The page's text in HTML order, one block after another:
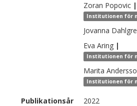
Zoran Popovic |
Institutionen för
Jovanna
Eva Aring |
Institutionen för
Marita
Institutionen för
Publikationsår
2022